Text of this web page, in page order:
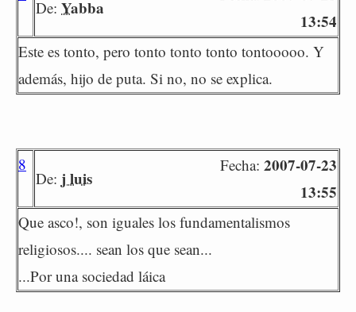
De: Yabba
13:54
Este es tonto, pero tonto tonto tonto tontooooo. Y
además, hijo de puta. Si no, no se explica.
8
De: j luis
Fecha: 2007-07-23
13:55
Que asco!, son iguales los fundamentalismos
religiosos.... sean los que sean...
...Por una sociedad láica